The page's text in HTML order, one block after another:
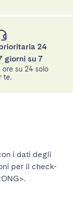
24
giorni su 7
ore su 24 solo
te.
i dati degli
per il check-
.